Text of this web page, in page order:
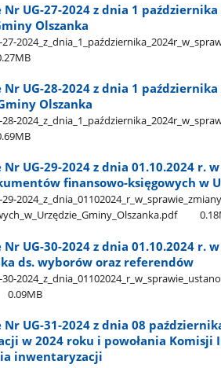
Nr UG-27-2024 z dnia 1
Olszanka
Nr UG-28-2024 z dnia 1
Olszanka
Nr UG-29-2024 z dnia 01.10.2024
finansowo-księgowych w
29-
Nr UG-30-2024 z dnia 01.10.2024 r.
ds. wyborów oraz referendów
0.09MB
Nr UG-31-2024 z dnia 08
w 2024 roku i powołania Komisji
inwentaryzacji